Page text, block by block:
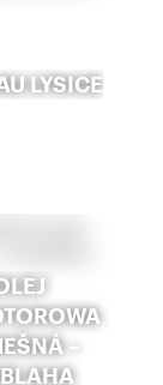
LYSICE
–